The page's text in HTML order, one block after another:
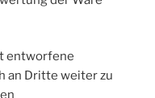
entworfene
an Dritte weiter zu